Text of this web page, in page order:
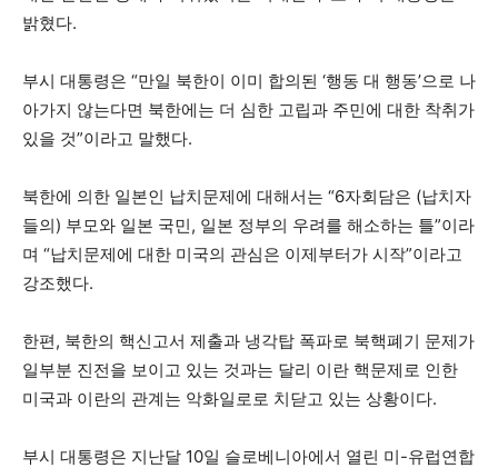
밝혔다.
부시 대통령은 “만일 북한이 이미 합의된 ‘행동 대 행동’으로 나
아가지 않는다면 북한에는 더 심한 고립과 주민에 대한 착취가
있을 것”이라고 말했다.
북한에 의한 일본인 납치문제에 대해서는 “6자회담은 (납치자
들의) 부모와 일본 국민, 일본 정부의 우려를 해소하는 틀”이라
며 “납치문제에 대한 미국의 관심은 이제부터가 시작”이라고
강조했다.
한편, 북한의 핵신고서 제출과 냉각탑 폭파로 북핵폐기 문제가
일부분 진전을 보이고 있는 것과는 달리 이란 핵문제로 인한
미국과 이란의 관계는 악화일로로 치닫고 있는 상황이다.
부시 대통령은 지난달 10일 슬로베니아에서 열린 미-유럽연합